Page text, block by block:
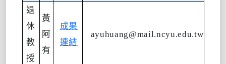
退
休
教
授
黃
阿
有
成果
連結
ayuhuang@mail.ncyu.edu.tw